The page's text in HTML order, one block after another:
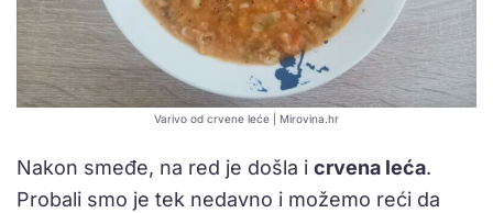
Varivo od crvene leće | Mirovina.hr
Nakon smeđe, na red je došla i crvena leća.
Probali smo je tek nedavno i možemo reći da